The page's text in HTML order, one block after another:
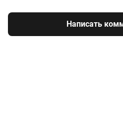
Написать